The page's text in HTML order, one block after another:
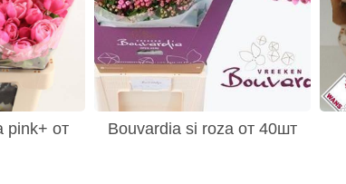
pink+ от
Bouvardia si roza от 40шт